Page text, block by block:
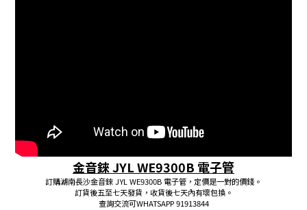
金音錸 JYL WE9300B 電子管
訂購湖南長沙金音錸 JYL WE9300B 電子管，定價是一對的價錢。
訂貨後五至七天發貨，收貨後七天內有壞包換。
查詢交流可WHATSAPP 91913844